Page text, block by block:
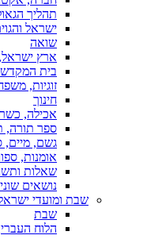
תהליך
ישראל
שואה
ארץ
בית
זוגיות,
חינוך
אכילה,
ספר תורה,
גשם, מיים,
אומנות,
שאלות
נושאים
שבת ומועדי
שבת
הלוח